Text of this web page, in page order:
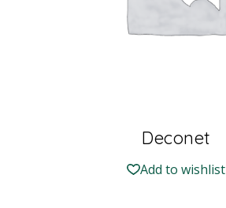
Deconet
Add to wishlist